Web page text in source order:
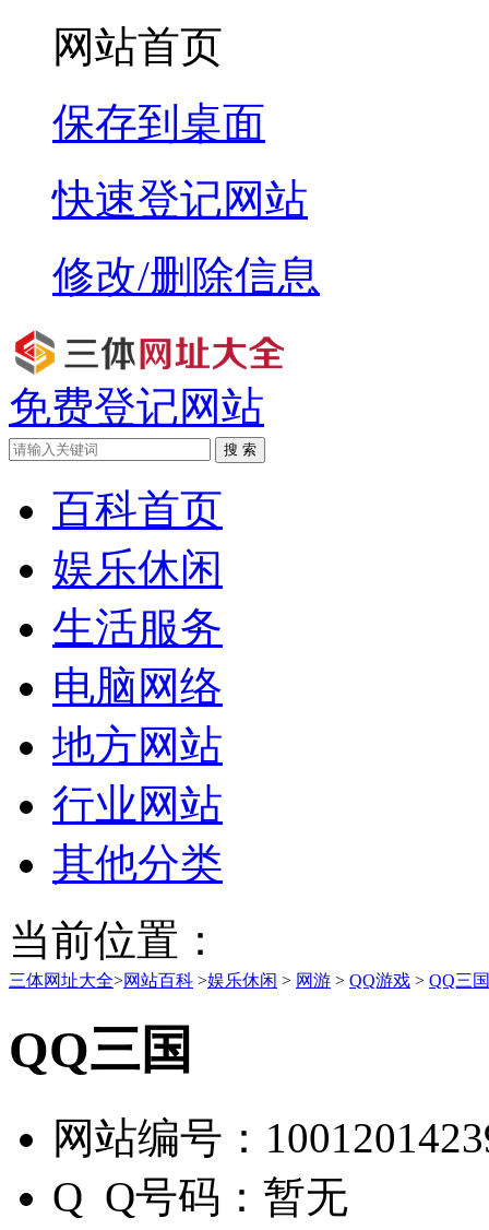
网站首页
保存到桌面
快速登记网站
修改/删除信息
免费登记网站
搜 索
百科首页
娱乐休闲
生活服务
电脑网络
地方网站
行业网站
其他分类
当前位置：
三体网址大全>网站百科 >娱乐休闲 > 网游 > QQ游戏 > QQ三国
QQ三国
网站编号：
Q Q号码： 暂无